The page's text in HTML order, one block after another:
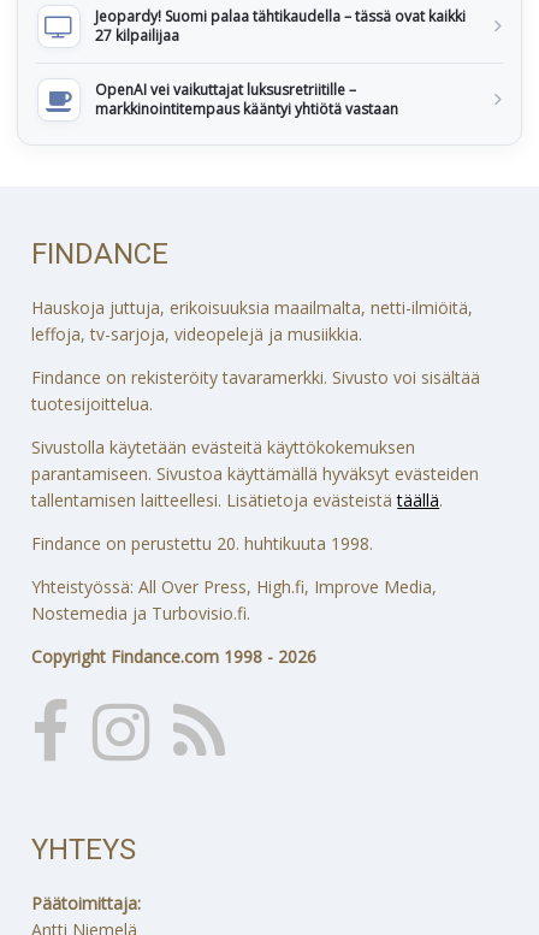
Jeopardy! Suomi palaa tähtikaudella – tässä ovat kaikki
27 kilpailijaa
OpenAI vei vaikuttajat luksusretriitille –
markkinointitempaus kääntyi yhtiötä vastaan
FINDANCE
Hauskoja juttuja, erikoisuuksia maailmalta, netti-ilmiöitä,
leffoja, tv-sarjoja, videopelejä ja musiikkia.
Findance on rekisteröity tavaramerkki. Sivusto voi sisältää
tuotesijoittelua.
Sivustolla käytetään evästeitä käyttökokemuksen
parantamiseen. Sivustoa käyttämällä hyväksyt evästeiden
tallentamisen laitteellesi. Lisätietoja evästeistätäällä.
Findance on perustettu 20. huhtikuuta 1998.
Yhteistyössä: All Over Press, High.fi, Improve Media,
Nostemedia ja Turbovisio.fi.
Copyright Findance.com 1998 - 2026
YHTEYS
Päätoimittaja:
Antti Niemelä